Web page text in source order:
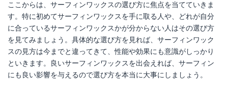
ここからは、サーフィンワックスの選び方に焦点を当てていきま
す。特に初めてサーフィンワックスを手に取る人や、どれが自分
に合っているサーフィンワックスかが分からない人はその選び方
を見てみましょう。具体的な選び方を見れば、サーフィンワック
スの見方は今までと違ってきて、性能や効果にも意識がしっかり
といきます。良いサーフィンワックスを出会えれば、サーフィン
にも良い影響を与えるので選び方を本当に大事にしましょう。